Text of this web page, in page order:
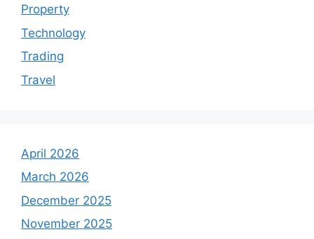
Property
Technology
Trading
Travel
April 2026
March 2026
December 2025
November 2025